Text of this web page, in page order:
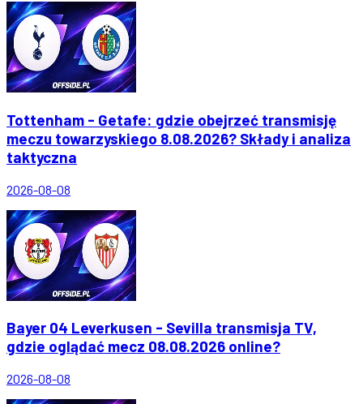
Tottenham - Getafe: gdzie obejrzeć transmisję
meczu towarzyskiego 8.08.2026? Składy i analiza
taktyczna
2026-08-08
Bayer 04 Leverkusen - Sevilla transmisja TV,
gdzie oglądać mecz 08.08.2026 online?
2026-08-08